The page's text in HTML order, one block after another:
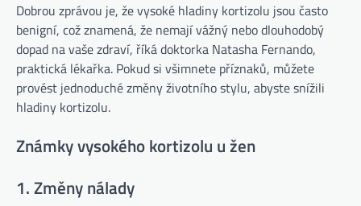
Dobrou zprávou je, že vysoké hladiny kortizolu jsou často
benigní, což znamená, že nemají vážný nebo dlouhodobý
dopad na vaše zdraví, říká doktorka Natasha Fernando,
praktická lékařka. Pokud si všimnete příznaků, můžete
provést jednoduché změny životního stylu, abyste snížili
hladiny kortizolu.
Známky vysokého kortizolu u žen
1. Změny nálady